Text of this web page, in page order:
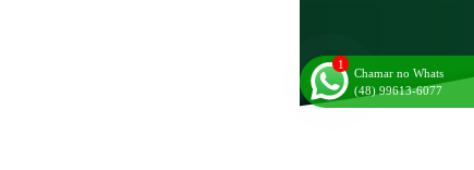
Chamar no Whats
(48) 99613-6077